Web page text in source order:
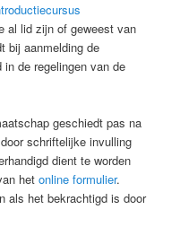
al lid zijn of geweest van
bij aanmelding de
de regelingen van de
geschiedt pas na
schriftelijke invulling
dient te worden
hetonline formulier.
als het bekrachtigd is door